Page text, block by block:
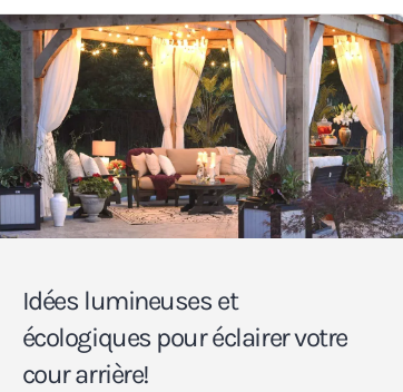
Idées lumineuses et
écologiques pour éclairer votre
cour arrière!